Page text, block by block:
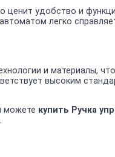
ценит удобство и
легко
и материалы,
высоким
можете купить Ручка